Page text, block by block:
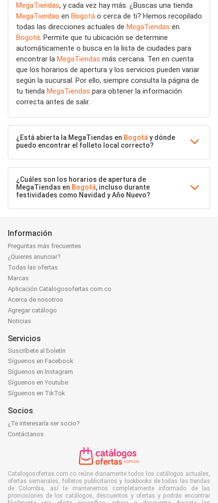
MegaTiendas, y cada vez hay más. ¿Buscas una tienda
MegaTiendas en Bogotá o cerca de ti? Hemos recopilado
todas las direcciones actuales de MegaTiendas en
Bogotá. Permite que tu ubicación se determine
automáticamente o busca en la lista de ciudades para
encontrar la MegaTiendas más cercana. Ten en cuenta
que los horarios de apertura y los servicios pueden variar
según la sucursal. Por ello, siempre consulta la página de
tu tienda MegaTiendas para obtener la información
correcta antes de salir.
¿Está abierta la MegaTiendas en Bogotá y dónde
puedo encontrar el folleto local correcto?
¿Cuáles son los horarios de apertura de
MegaTiendas en Bogotá, incluso durante
festividades como Navidad y Año Nuevo?
Información
Preguntas más frecuentes
¿Quieres anunciar?
Todas las ofertas
Marcas
Aplicación Catalogosofertas.com.co
Acerca de nosotros
Agregar catálogo
Noticias
Servicios
Suscríbete al boletín
Síguenos en Facebook
Síguenos en Instagram
Síguenos en Youtube
Síguenos en TikTok
Socios
¿Te interesaría ser socio?
Contáctanos
Catalogosofertas.com.co reúne diariamente todos los catálogos actuales,
ofertas semanales, folletos publicitarios y lookbooks de todas las tiendas
de Colombia, así te mantenemos completamente informado de las
promociones de los catálogos, descuentos y ofertas y podrás encontrar